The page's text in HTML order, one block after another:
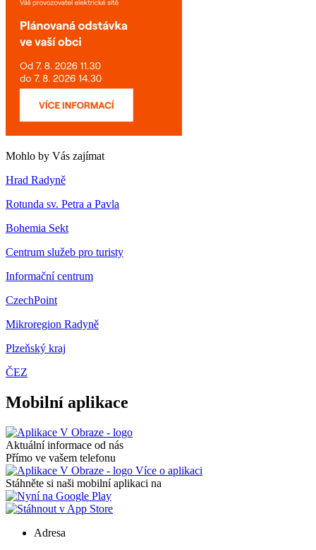
Mohlo by Vás zajímat
Hrad Radyně
Rotunda sv. Petra a Pavla
Bohemia Sekt
Centrum služeb pro turisty
Informační centrum
CzechPoint
Mikroregion Radyně
Plzeňský kraj
ČEZ
Mobilní aplikace
Aktuální informace od nás
Přímo ve vašem telefonu
Více o aplikaci
Stáhněte si naši mobilní aplikaci na
Adresa